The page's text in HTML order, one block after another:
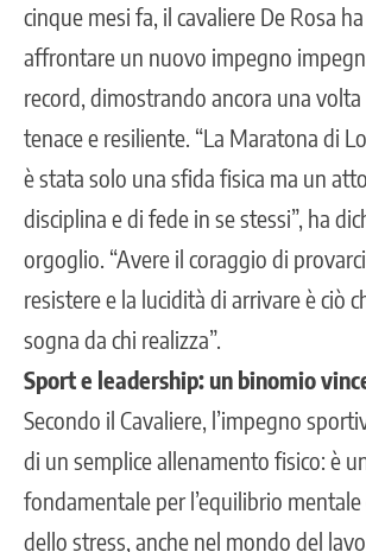
cinque mesi fa, il cavaliere De Rosa
affrontare un nuovo impegno
record, dimostrando ancora una
tenace e resiliente. “La Maratona di
è stata solo una sfida fisica ma un
disciplina e di fede in se stessi”, ha
orgoglio. “Avere il coraggio di
resistere e la lucidità di arrivare è ciò
sogna da chi realizza”.
Sport e leadership: un binomio
Secondo il Cavaliere, l’impegno
di un semplice allenamento fisico: è
fondamentale per l’equilibrio
dello stress, anche nel mondo del